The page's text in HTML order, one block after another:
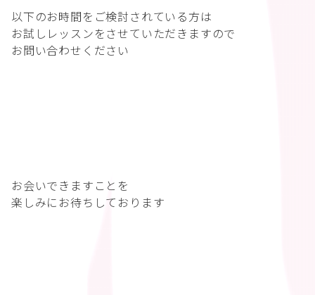
以下のお時間をご検討されている方は
お試しレッスンをさせていただきますので
お問い合わせください
お会いできますことを
楽しみにお待ちしております